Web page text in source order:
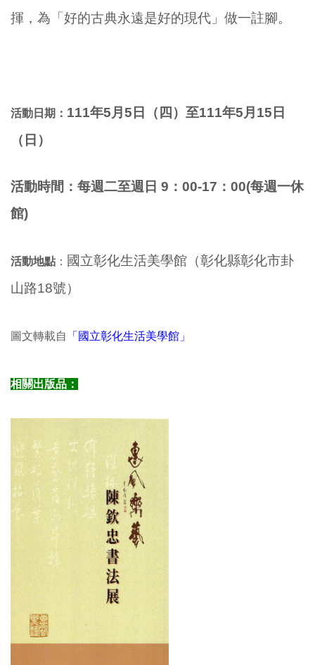
揮，為「好的古典永遠是好的現代」做一註腳。
活動日期： 111年5月5日（四）至111年5月15日
（日）
活動時間： 每週二至週日 9：00-17：00(每週一休
館)
活動地點 ： 國立彰化生活美學館（彰化縣彰化市卦
山路18號）
圖文轉載自 「國立彰化生活美學館」
相關出版品：